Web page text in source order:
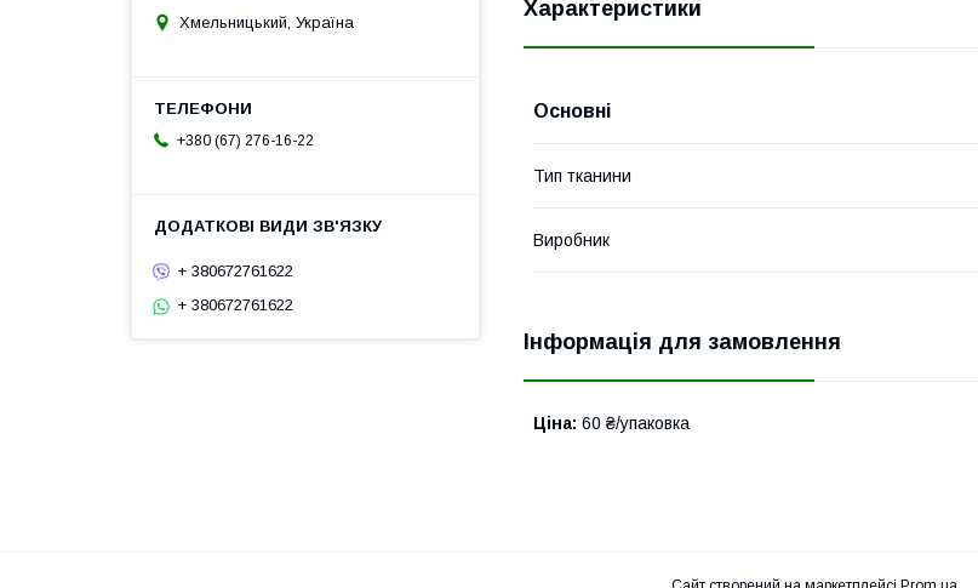
Характеристики
Основні
Тип тканини
Виробник
Інформація для замовлення
Ціна: 60 ₴/упаковка
Хмельницький, Україна
+380 (67) 276-16-22
+ 380672761622
+ 380672761622